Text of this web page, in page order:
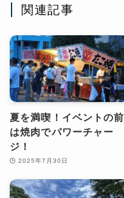
関連記事
夏を満喫！イベントの前
は焼肉でパワーチャー
ジ！
2025年7月30日